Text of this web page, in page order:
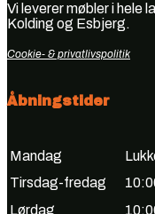
Vi leverer møbler i hele
Kolding og Esbjerg.
Cookie- & privatlivspolitik
Åbningstider
Mandag
Tirsdag-fredag
Lørdag